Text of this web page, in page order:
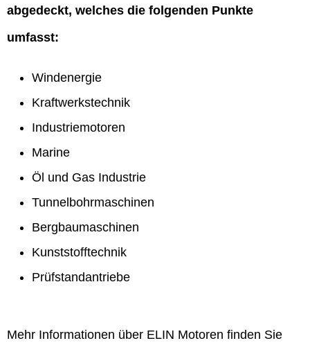
abgedeckt, welches die folgenden Punkte
umfasst:
Windenergie
Kraftwerkstechnik
Industriemotoren
Marine
Öl und Gas Industrie
Tunnelbohrmaschinen
Bergbaumaschinen
Kunststofftechnik
Prüfstandantriebe
Mehr Informationen über ELIN Motoren finden Sie